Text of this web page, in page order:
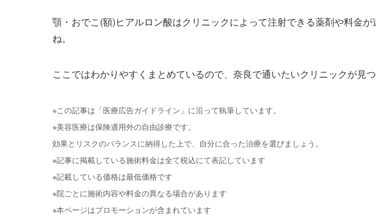
顎・おでこ(額)ヒアルロン酸はクリニックによって注射できる薬剤や料金
ね。
ここではわかりやすくまとめているので、奈良で通いたいクリニックが見つ
※この記事は「医療広告ガイドライン」に沿って執筆しています。
※美容医療は保険適用外の自由診療です。
効果とリスクのバランスに納得した上で、自分に合った治療を選びましょう。
※記事に掲載している施術料金は全て税込にて表記しています
※記載している価格は最低価格です
※院ごとに施術内容や料金の異なる場合があります
※本ページはプロモーションが含まれています